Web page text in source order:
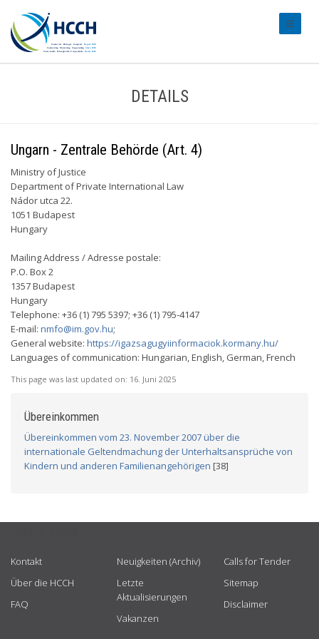
DETAILS
Ungarn - Zentrale Behörde (Art. 4)
Ministry of Justice
Department of Private International Law
Nádor utca 22.
1051 Budapest
Hungary
Mailing Address / Adresse postale:
P.O. Box 2
1357 Budapest
Hungary
Telephone: +36 (1) 795 5397; +36 (1) 795-4147
E-mail: nmfo@im.gov.hu;
General website: https://igazsagugyiinformaciok.kormany.hu/
Languages of communication: Hungarian, English, German, French
This page was last updated on: 16. Juni 2025
Übereinkommen
Übereinkommen vom 23. November 2007 über die
internationale Geltendmachung der Unterhaltsansprüche von
Kindern und anderen Familienangehörigen [38]
Kontakt
Über die HCCH
FAQ
Neuigkeiten (Archiv)
Letzte
Aktualisierungen
Vakanzen
Calls for Tender
Sitemap
Disclaimer